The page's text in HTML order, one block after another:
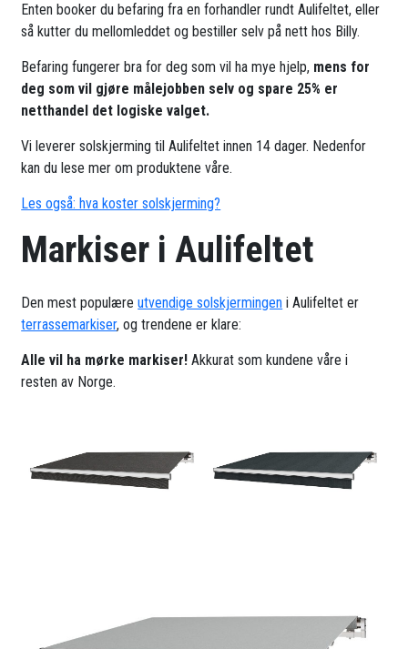
Enten booker du befaring fra en forhandler rundt Aulifeltet, eller
så kutter du mellomleddet og bestiller selv på nett hos Billy.
Befaring fungerer bra for deg som vil ha mye hjelp, mens for
deg som vil gjøre målejobben selv og spare 25% er
netthandel det logiske valget.
Vi leverer solskjerming til Aulifeltet innen 14 dager. Nedenfor
kan du lese mer om produktene våre.
Les også: hva koster solskjerming?
Markiser i Aulifeltet
Den mest populæreutvendige solskjermingen i Aulifeltet er
terrassemarkiser, og trendene er klare:
Alle vil ha mørke markiser! Akkurat som kundene våre i
resten av Norge.